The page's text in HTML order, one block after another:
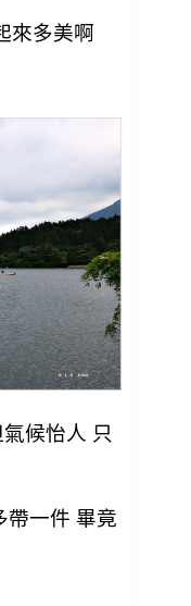
來多美啊
候怡人 只
帶一件 畢竟